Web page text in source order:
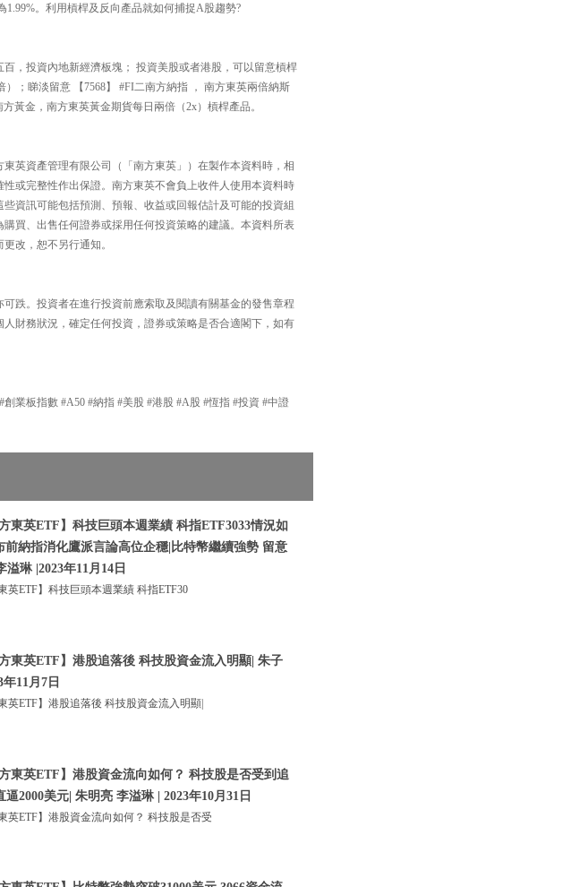
。利用槓桿及反向產品就如何捕捉A股趨勢?
，投資內地新經濟板塊； 投資美股或者港股，可以留意槓桿
；睇淡留意 【7568】 #FI二南方納指 ， 南方東英兩倍納斯
黃金，南方東英黃金期貨每日兩倍（2x）槓桿產品。
英資產管理有限公司（「南方東英」）在製作本資料時，相
或完整性作出保證。南方東英不會負上收件人使用本資料時
資訊可能包括預測、預報、收益或回報估計及可能的投資組
買、出售任何證券或採用任何投資策略的建議。本資料所表
改，恕不另行通知。
跌。投資者在進行投資前應索取及閱讀有關基金的發售章程
財務狀況，確定任何投資，證券或策略是否合適閣下，如有
業板指數 #A50 #納指 #美股 #港股 #A股 #恆指 #投資 #中證
東英ETF】科技巨頭本週業績 科指ETF3033情況如
前納指消化鷹派言論高位企穩|比特幣繼續強勢 留意
溢琳 |2023年11月14日
英ETF】科技巨頭本週業績 科指ETF30
東英ETF】港股追落後 科技股資金流入明顯| 朱子
11月7日
英ETF】港股追落後 科技股資金流入明顯|
東英ETF】港股資金流向如何？ 科技股是否受到追
2000美元| 朱明亮 李溢琳 | 2023年10月31日
英ETF】港股資金流向如何？ 科技股是否受